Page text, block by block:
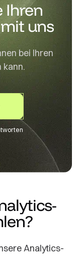
Ihren
uns
bei Ihren
kann.
Analytics-